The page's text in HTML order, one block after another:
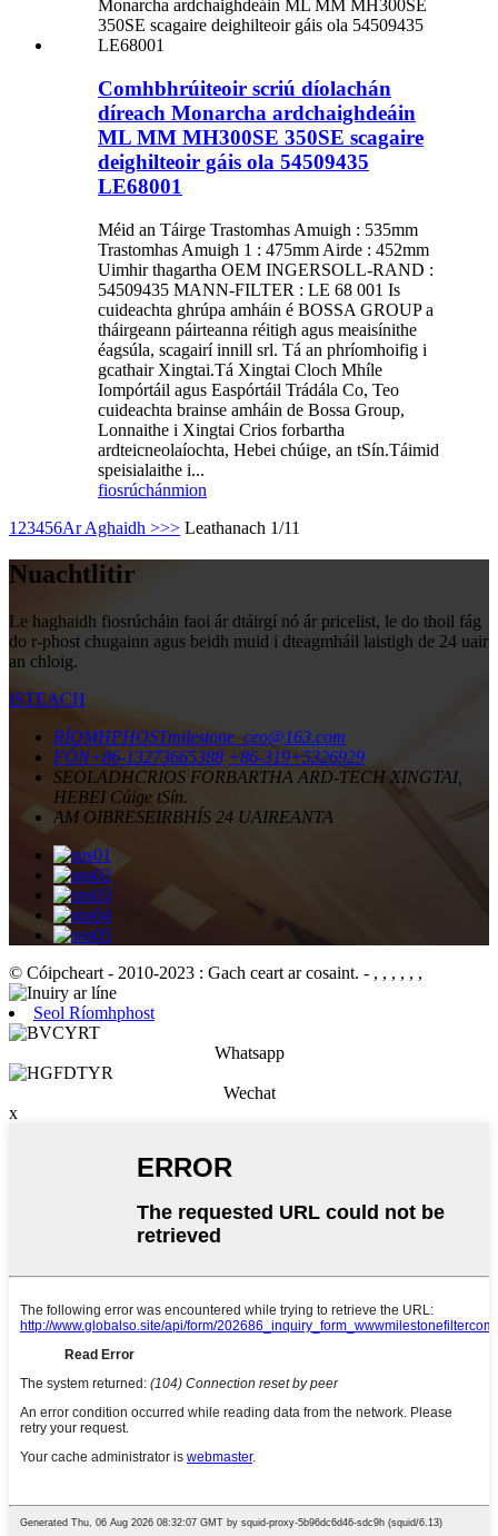
Comhbhrúiteoir scriú díolachán
díreach Monarcha ardchaighdeáin
ML MM MH300SE 350SE scagaire
deighilteoir gáis ola 54509435
LE68001
Méid an Táirge Trastomhas Amuigh : 535mm
Trastomhas Amuigh 1 : 475mm Airde : 452mm
Uimhir thagartha OEM INGERSOLL-RAND :
54509435 MANN-FILTER : LE 68 001 Is
cuideachta ghrúpa amháin é BOSSA GROUP a
tháirgeann páirteanna réitigh agus meaisínithe
éagsúla, scagairí innill srl. Tá an phríomhoifig i
gcathair Xingtai.Tá Xingtai Cloch Mhíle
Iompórtáil agus Easpórtáil Trádála Co, Teo
cuideachta brainse amháin de Bossa Group,
Lonnaithe i Xingtai Crios forbartha
ardteicneolaíochta, Hebei chúige, an tSín.Táimid
speisialaithe i...
fiosrúchánmion
1 23456Ar Aghaidh >>> Leathanach 1/11
Nuachtlitir
Le haghaidh fiosrúcháin faoi ár dtáirgí nó ár pricelist, le do thoil fág
do r-phost chugainn agus beidh muid i dteagmháil laistigh de 24 uair
an chloig.
ISTEACH
RÍOMHPHOSTmilestone_ceo@163.com
FÓN+86-13273665388 +86-319+5326929
SEOLADHCRIOS FORBARTHA ARD-TECH XINGTAI,
HEBEI Cúige tSín.
AM OIBRESEIRBHÍS 24 UAIREANTA
© Cóipcheart - 2010-2023 : Gach ceart ar cosaint. - , , , , , ,
Seol Ríomhphost
Whatsapp
Wechat
x